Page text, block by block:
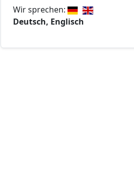
Wir sprechen:
Deutsch, Englisch